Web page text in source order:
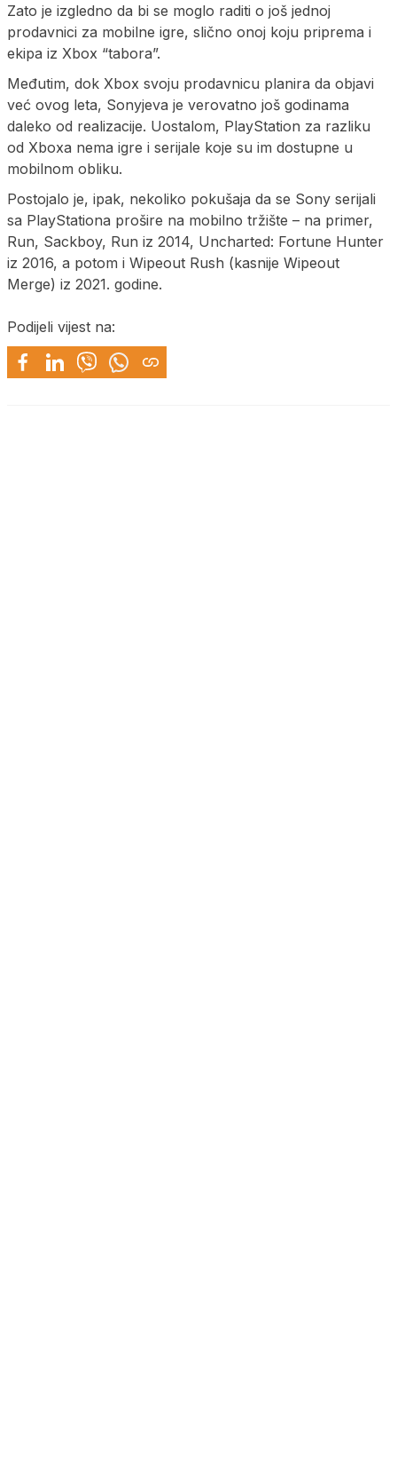
Zato je izgledno da bi se moglo raditi o još jednoj
prodavnici za mobilne igre, slično onoj koju priprema i
ekipa iz Xbox “tabora”.
Međutim, dok Xbox svoju prodavnicu planira da objavi
već ovog leta, Sonyjeva je verovatno još godinama
daleko od realizacije. Uostalom, PlayStation za razliku
od Xboxa nema igre i serijale koje su im dostupne u
mobilnom obliku.
Postojalo je, ipak, nekoliko pokušaja da se Sony serijali
sa PlayStationa prošire na mobilno tržište – na primer,
Run, Sackboy, Run iz 2014, Uncharted: Fortune Hunter
iz 2016, a potom i Wipeout Rush (kasnije Wipeout
Merge) iz 2021. godine.
Podijeli vijest na: